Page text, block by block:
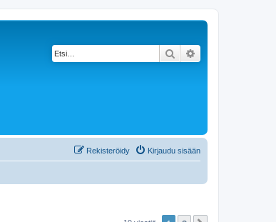
Etsi
Kirjaudu sisään
Rekisteröidy